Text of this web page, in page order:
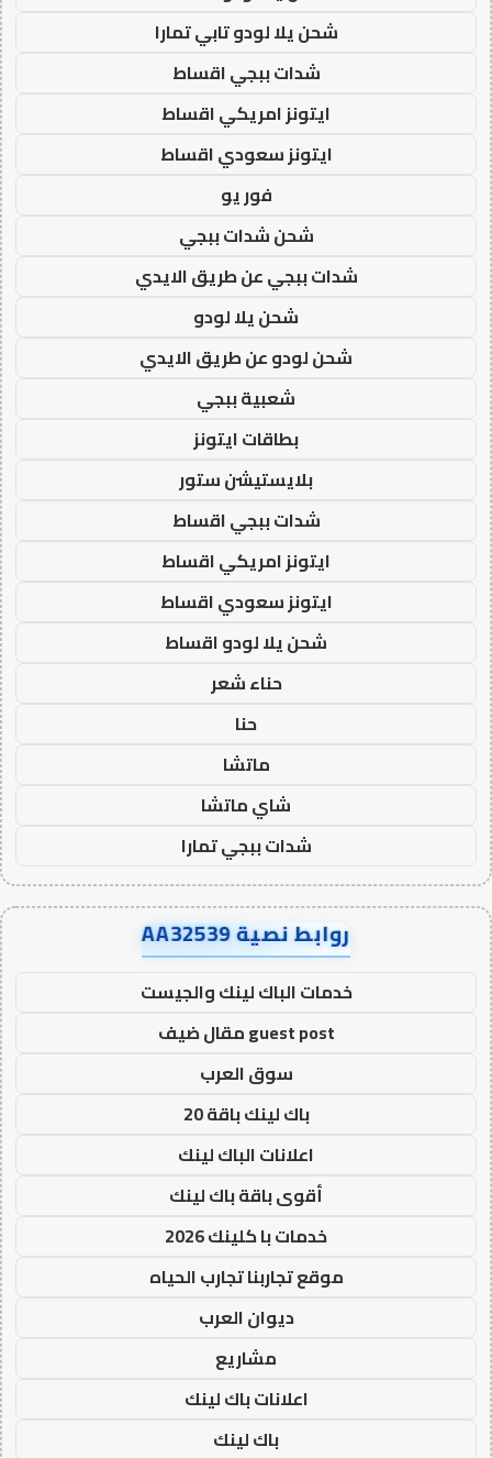
شحن يلا لودو تابي تمارا
شدات ببجي اقساط
ايتونز امريكي اقساط
ايتونز سعودي اقساط
فور يو
شحن شدات ببجي
شدات ببجي عن طريق الايدي
شحن يلا لودو
شحن لودو عن طريق الايدي
شعبية ببجي
بطاقات ايتونز
بلايستيشن ستور
شدات ببجي اقساط
ايتونز امريكي اقساط
ايتونز سعودي اقساط
شحن يلا لودو اقساط
حناء شعر
حنا
ماتشا
شاي ماتشا
شدات ببجي تمارا
روابط نصية AA32539
خدمات الباك لينك والجيست
guest post مقال ضيف
سوق العرب
باك لينك باقة 20
اعلانات الباك لينك
أقوى باقة باك لينك
خدمات با كلينك 2026
موقع تجاربنا تجارب الحياه
ديوان العرب
مشاريع
اعلانات باك لينك
باك لينك